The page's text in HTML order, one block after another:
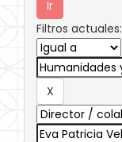
Filtros actuales: